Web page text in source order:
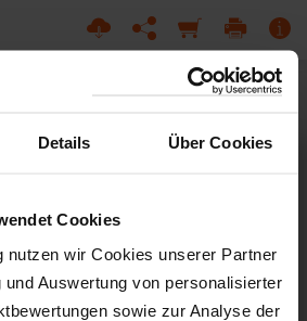
Details Über Cookies
Cookies
nutzen wir Cookies unserer Partner
Auswertung von personalisierter
sowie zur Analyse der